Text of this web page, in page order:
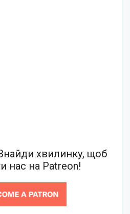
хвилинку, щоб
нас на Patreon!